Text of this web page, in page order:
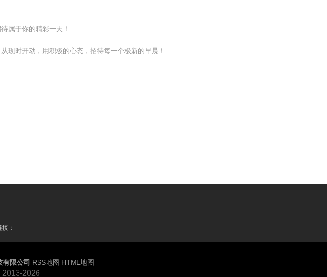
属于你的精彩一天！
现时开动，用积极的心态，招待每一个极新的早晨！
：
有限公司 RSS地图 HTML地图
2026